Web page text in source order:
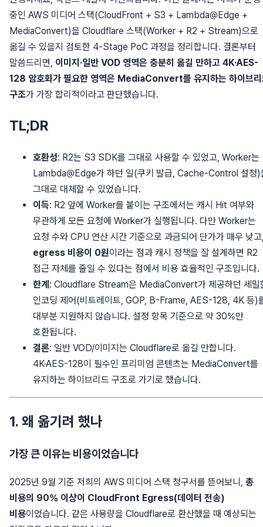
중인 AWS 미디어 스택(CloudFront + S3 + Lambda@Edge +
MediaConvert)을 Cloudflare 스택(Worker + R2 + Stream)으로
옮길 수 있을지 검토한 4-Stage PoC 과정을 정리합니다. 결론부터
말씀드리면, 이미지·일반 VOD 영역은 충분히 옮길 만하고 4K·AES-
128 암호화가 필요한 영역은 MediaConvert를 유지하는 하이브
구조가 가장 합리적이라고 판단했습니다.
TL;DR
호환성: R2는 S3 SDK를 그대로 사용할 수 있었고, Worker는
Lambda@Edge가 하던 일(쿠키 발급, Cache-Control 설정)
그대로 대체할 수 있었습니다.
이득: R2 앞에 Worker를 붙이는 구조에서는 캐시 Hit 여부와
무관하게 모든 요청에 Worker가 실행됩니다. 다만 Worker는
요청 수와 CPU 연산 시간 기준으로 과금되어 단가가 매우 낮
egress 비용이 0원이라는 점과 캐시 정책을 잘 설계하면 R2
접근 자체를 줄일 수 있다는 점에서 비용 효율적인 구조입니다.
한계 : Cloudflare Stream은 MediaConvert가 제공하던 세밀
인코딩 제어(비트레이트, GOP, B-Frame, AES-128, 4K 등)
대부분 지원하지 않습니다. 설정 항목 기준으로 약 30%만
호환됩니다.
결론: 일반 VOD/이미지는 Cloudflare로 옮길 만합니다.
4K·AES-128이 필수인 프리미엄 콘텐츠는 MediaConvert를
유지하는 하이브리드 구조로 가기로 했습니다.
1. 왜 옮기려 했나
가장 큰 이유는 비용이었습니다
2025년 9월 기준 저희의 AWS 미디어 스택 청구서를 뜯어보니, 총
비용의 90% 이상이 CloudFront Egress(데이터 전송)
비용이었습니다. 같은 사용량을 Cloudflare로 환산했을 때 예상되는